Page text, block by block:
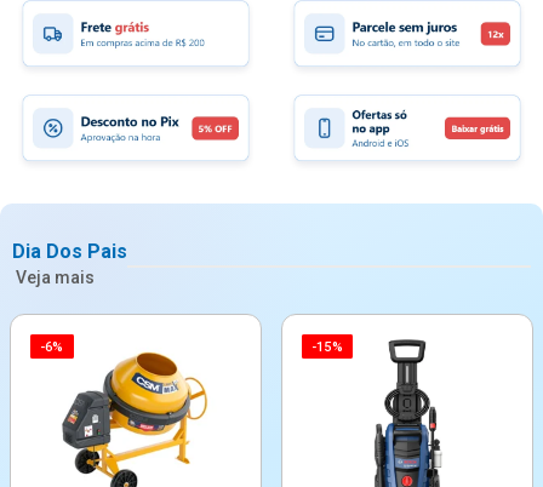
Dia Dos Pais
Veja mais
-6% -15%